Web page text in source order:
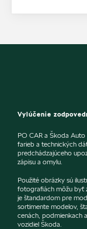
Vylúčenie
PO CAR a Škoda Auto
farieb a technických
predchádzajúceho
zápisu a omylu.
Použité obrázky sú
fotografiách môžu byť
je štandardom pre
sortimente modelov,
cenách, podmienkach
vozidiel Škoda.